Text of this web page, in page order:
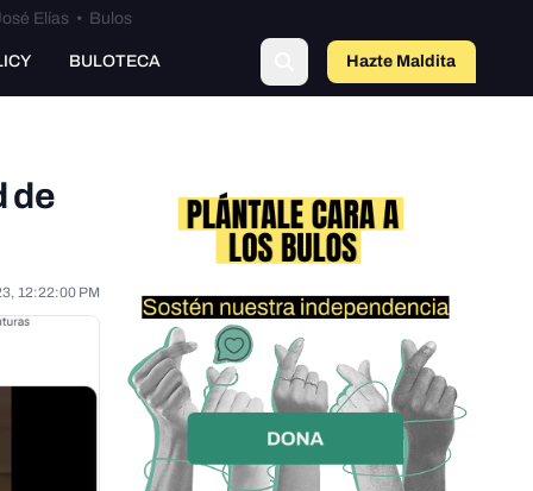
Elías• Bulos
BULOTECA Hazte Maldito
de
12:22:00 PM